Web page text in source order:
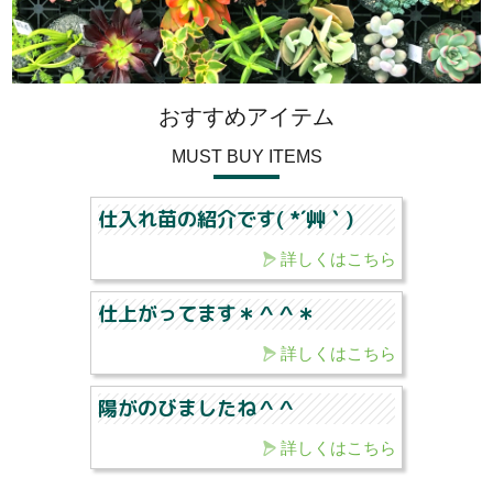
おすすめアイテム
MUST BUY ITEMS
仕入れ苗の紹介です( *´艸｀)
詳しくはこちら
仕上がってます＊＾＾＊
詳しくはこちら
陽がのびましたね＾＾
詳しくはこちら